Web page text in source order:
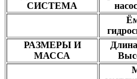
ГИДРОНАВЕСНАЯ
СИСТЕМА
РАЗМЕРЫ И
МАССА